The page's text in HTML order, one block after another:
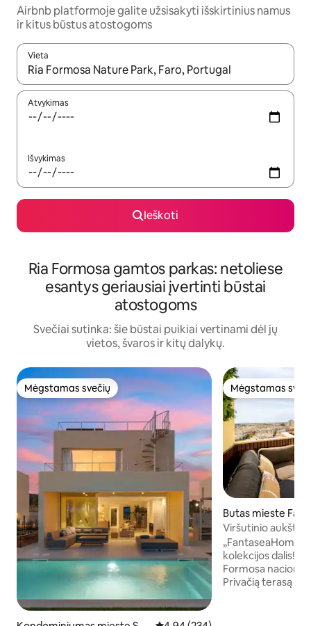
Airbnb platformoje galite užsisakyti išskirtinius namus
ir kitus būstus atostogoms
Vieta
Kai pasirodys paieškos rezultatai, juos naršyti galite
Atvykimas
Išvykimas
Ieškoti
Ria Formosa gamtos parkas: netoliese
esantys geriausiai įvertinti būstai
atostogoms
Svečiai sutinka: šie būstai puikiai vertinami dėl jų
vietos, švaros ir kitų dalykų.
Mėgstamas svečių
Mėgstamas svečių Mėgstamas
Mėgstamas
Butas mieste Faro
Viršutinio aukšto
miestą bei
kolekcijos dalis! • Įspūdingi jūros ir Ria
Formosa
Privačią terasą • Atstumas pėsčiomis iki